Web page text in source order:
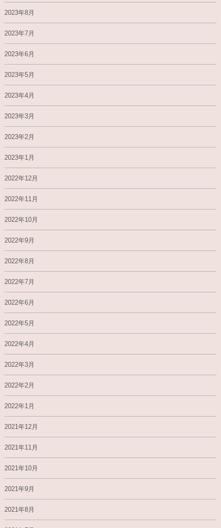
2023年8月
2023年7月
2023年6月
2023年5月
2023年4月
2023年3月
2023年2月
2023年1月
2022年12月
2022年11月
2022年10月
2022年9月
2022年8月
2022年7月
2022年6月
2022年5月
2022年4月
2022年3月
2022年2月
2022年1月
2021年12月
2021年11月
2021年10月
2021年9月
2021年8月